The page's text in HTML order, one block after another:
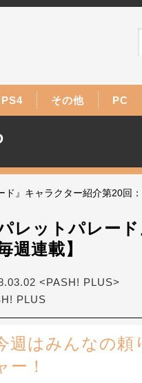
PS4 その他 PC
ド』キャラクター紹介第20回
パレットパレー
週連載】
<PASH! PLUS>
PLUS
週はみんなの頼
ー！